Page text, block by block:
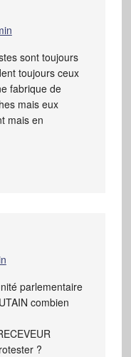
sont toujours
toujours ceux
fabrique de
mais eux
mais en
parlementaire
combien
?